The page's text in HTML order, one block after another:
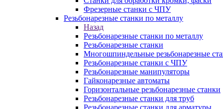
Фрезерные станки с ЧПУ
Резьбонарезные станки по металлу
Назад
Резьбонарезные станки по металлу
Резьбонарезные станки
Многошпиндельные резьбонарезные
Резьбонарезные станки с ЧПУ
Резьбонарезные манипуляторы
Гайконарезные автоматы
Горизонтальные резьбонарезные станки
Резьбонарезные станки для труб
Резьбонарезные станки для арматуры